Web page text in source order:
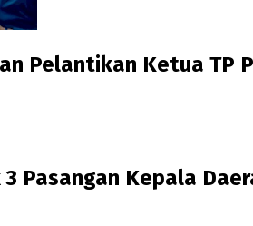
Pelantikan Ketua TP
Pasangan Kepala